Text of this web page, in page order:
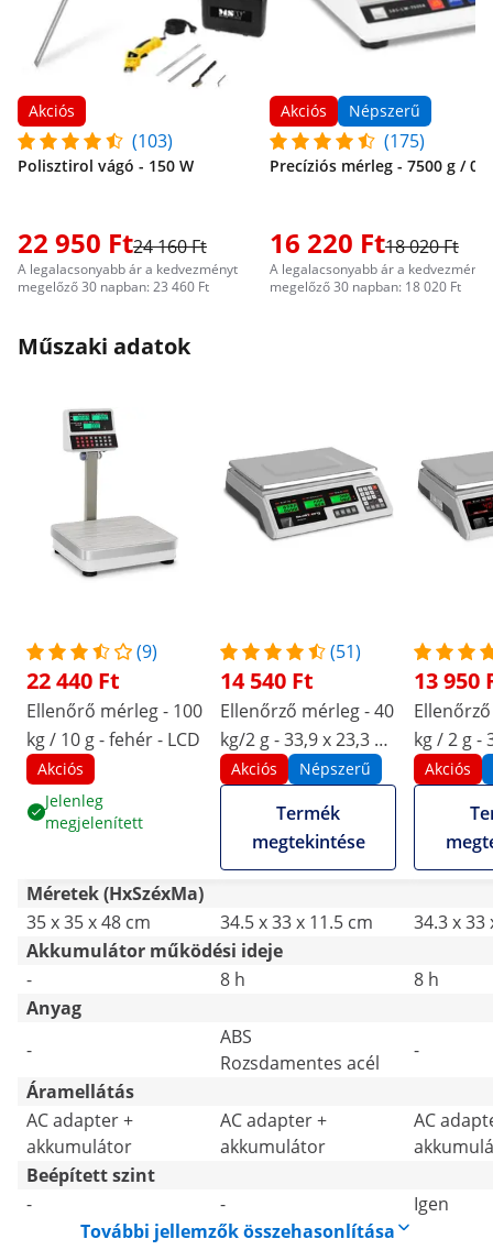
Akciós
(103)
Polisztirol vágó - 150 W
22 950 Ft24 160 Ft
A legalacsonyabb ár a kedvezményt
megelőző 30 napban: 23 460 Ft
Akciós Népszerű
(175)
Precíziós mérleg - 7500 g /
16 220 Ft18 020 Ft
A legalacsonyabb ár a kedvezményt
megelőző 30 napban: 18 020 Ft
Műszaki adatok
(9)
22 440 Ft
Ellenőrő mérleg - 100
kg / 10 g - fehér - LCD
Akciós
Jelenleg
megjelenített
(51)
14 540 Ft
Ellenőrző mérleg - 40
kg/2 g - 33,9 x 23,3 x
0,6 cm
Akciós Népszerű
Termék
megtekintése
13 950
kg / 2 g -
cm -
Akciós
Méretek (HxSzéxMa)
35 x 35 x 48 cm
34.5 x 33 x 11.5 cm
34.3 x 33
Akkumulátor működési ideje
-
8 h
8 h
Anyag
-
ABS
Rozsdamentes acél
-
Áramellátás
AC adapter +
akkumulátor
AC adapter +
akkumulátor
AC
Beépített szint
-
-
Igen
További jellemzők összehasonlítása